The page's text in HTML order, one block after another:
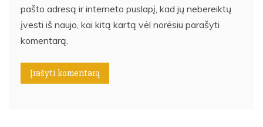
pašto adresą ir interneto puslapį, kad jų nebereiktų
įvesti iš naujo, kai kitą kartą vėl norėsiu parašyti
komentarą.